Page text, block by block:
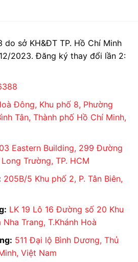
₫.
hiện
tại
là:
giá sỉ 4.xxxK tại kho
₫.
₫
hiện
tại
là:
4.376.400 ₫.
do sở KH&ĐT TP. Hồ Chí Minh
2023. Đăng ký thay đổi lần 2:
Đông, Khu phố 8, Phường
Tân, Thành phố Hồ Chí Minh,
Eastern Building, 299 Đường
Trường, TP. HCM
205B/5 Khu phố 2, P. Tân Biên,
LK 19 Lô 16 Đường số 20 Khu
Trang, T.Khánh Hoà
511 Đại lộ Bình Dương, Thủ
Việt Nam